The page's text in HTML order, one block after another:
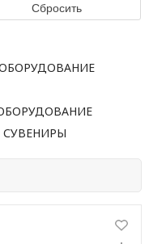
ОБОРУДОВАНИЕ
СУВЕНИРЫ